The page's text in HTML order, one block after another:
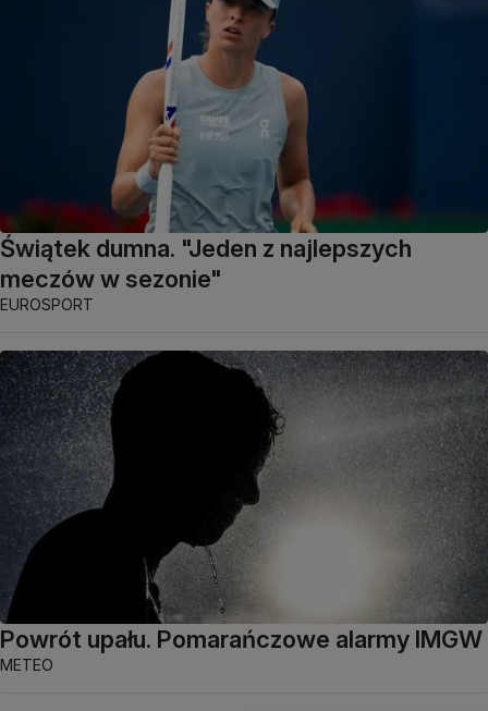
Świątek dumna. "Jeden z najlepszych
meczów w sezonie"
EUROSPORT
Powrót upału. Pomarańczowe alarmy IMGW
METEO